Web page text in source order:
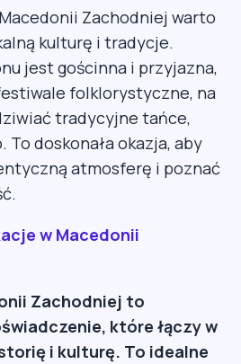
Zachodniej warto
kulturę i tradycje.
jest gościnna i przyjazna,
folklorystyczne, na
tradycyjne tańce,
To doskonała okazja, aby
atmosferę i poznać
w Macedonii
Zachodniej to
które łączy w
i kulturę. To idealne